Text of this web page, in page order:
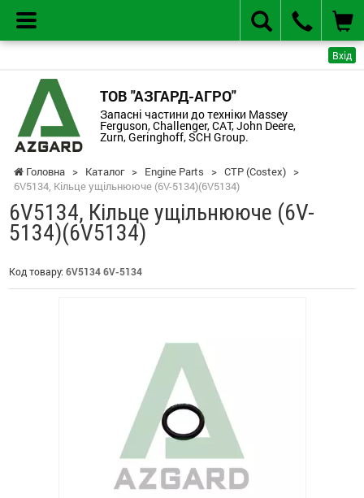
Вхід
ТОВ "АЗГАРД-АГРО"
Запасні частини до техніки Massey
Ferguson, Challenger, CAT, John Deere,
Zurn, Geringhoff, SCH Group.
Головна > Каталог > Engine Parts > CTP (Costex) >
6V5134, Кільце ущільнююче (6V-5134)(6V5134)
6V5134, Кільце ущільнююче (6V-
5134)(6V5134)
Код товару: 6V5134 6V-5134